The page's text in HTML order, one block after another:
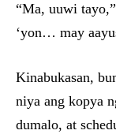
“Ma, uuwi
‘yon… may
Kinabukasan,
niya ang kopya
dumalo, at